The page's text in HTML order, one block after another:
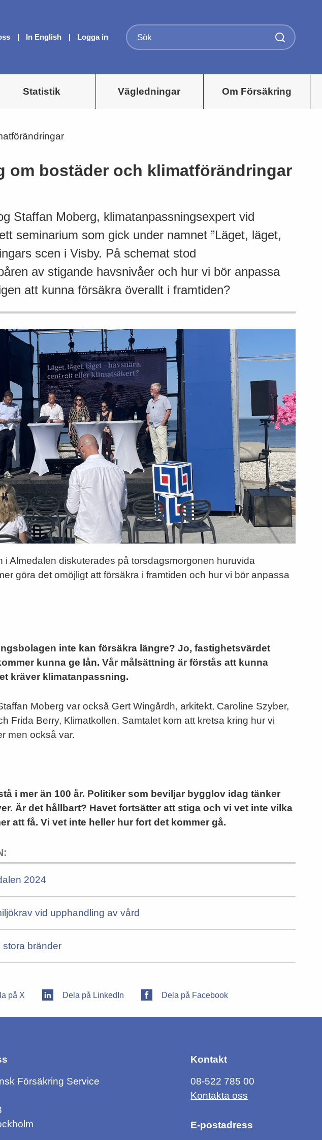
In English Logga in
Statistik Vägledningar Om Försäkring
om bostäder och klimatförändringar
Staffan Moberg, klimatanpassningsexpert vid
seminarium som gick under namnet ”Läget, läget,
scen i Visby. På schemat stod
av stigande havsnivåer och hur vi bör anpassa
att kunna försäkra överallt i framtiden?
i Almedalen diskuterades på torsdagsmorgonen huruvida
göra det omöjligt att försäkra i framtiden och hur vi bör anpassa
inte kan försäkra längre? Jo, fastighetsvärdet
kunna ge lån. Vår målsättning är förstås att kunna
kräver klimatanpassning.
Moberg var också Gert Wingårdh, arkitekt, Caroline Szyber,
Frida Berry, Klimatkollen. Samtalet kom att kretsa kring hur vi
men också var.
i mer än 100 år. Politiker som beviljar bygglov idag tänker
Är det hållbart? Havet fortsätter att stiga och vi vet inte vilka
att få. Vi vet inte heller hur fort det kommer gå.
2024
vid upphandling av vård
stora bränder
på X Dela på LinkedIn Dela på Facebook
Försäkring Service
Kontakt
08-522 785 00
Kontakta oss
E-postadress